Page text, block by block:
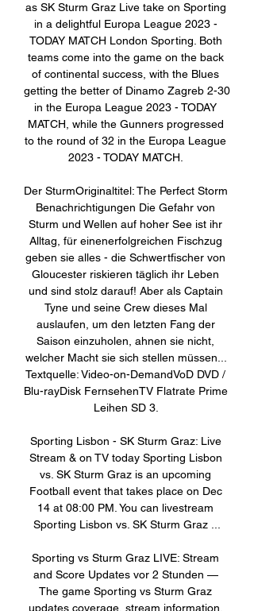
as SK Sturm Graz Live take on Sporting
in a delightful Europa League 2023 -
TODAY MATCH London Sporting. Both
teams come into the game on the back
of continental success, with the Blues
getting the better of Dinamo Zagreb 2-30
in the Europa League 2023 - TODAY
MATCH, while the Gunners progressed
to the round of 32 in the Europa League
2023 - TODAY MATCH.
Der SturmOriginaltitel: The Perfect Storm
Benachrichtigungen Die Gefahr von
Sturm und Wellen auf hoher See ist ihr
Alltag, für einenerfolgreichen Fischzug
geben sie alles - die Schwertfischer von
Gloucester riskieren täglich ihr Leben
und sind stolz darauf! Aber als Captain
Tyne und seine Crew dieses Mal
auslaufen, um den letzten Fang der
Saison einzuholen, ahnen sie nicht,
welcher Macht sie sich stellen müssen...
Textquelle: Video-on-DemandVoD DVD /
Blu-rayDisk FernsehenTV Flatrate Prime
Leihen SD 3.
Sporting Lisbon - SK Sturm Graz: Live
Stream & on TV today Sporting Lisbon
vs. SK Sturm Graz is an upcoming
Football event that takes place on Dec
14 at 08:00 PM. You can livestream
Sporting Lisbon vs. SK Sturm Graz ...
Sporting vs Sturm Graz LIVE: Stream
and Score Updates vor 2 Stunden —
The game Sporting vs Sturm Graz
updates coverage, stream information,